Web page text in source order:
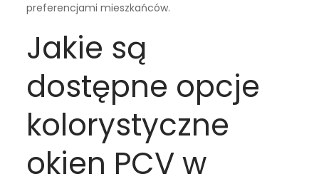
preferencjami mieszkańców.
Jakie są
dostępne opcje
kolorystyczne
okien PCV w